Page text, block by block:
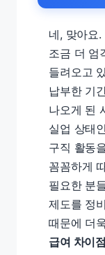
네, 맞아요
조금 더 엄
들려오고
납부한 기
나오게 된
실업 상태
구직 활동
꼼꼼하게
필요한 분
제도를 정
때문에 더
급여 차이점